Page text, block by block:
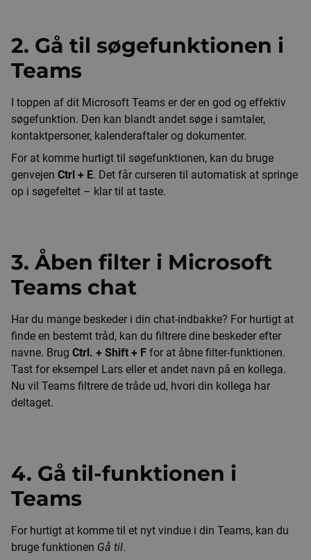
2. Gå til søgefunktionen i
Teams
I toppen af dit Microsoft Teams er der en god og effektiv
søgefunktion. Den kan blandt andet søge i samtaler,
kontaktpersoner, kalenderaftaler og dokumenter.
For at komme hurtigt til søgefunktionen, kan du bruge
genvejen Ctrl + E. Det får curseren til automatisk at springe
op i søgefeltet – klar til at taste.
3. Åben filter i Microsoft
Teams chat
Har du mange beskeder i din chat-indbakke? For hurtigt at
finde en bestemt tråd, kan du filtrere dine beskeder efter
navne. Brug Ctrl. + Shift + F for at åbne filter-funktionen.
Tast for eksempel Lars eller et andet navn på en kollega.
Nu vil Teams filtrere de tråde ud, hvori din kollega har
deltaget.
4. Gå til-funktionen i
Teams
For hurtigt at komme til et nyt vindue i din Teams, kan du
bruge funktionen Gå til.